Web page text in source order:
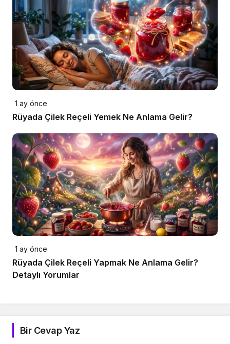
1 ay önce
Rüyada Çilek Reçeli Yemek Ne Anlama Gelir?
1 ay önce
Rüyada Çilek Reçeli Yapmak Ne Anlama Gelir?
Detaylı Yorumlar
Bir Cevap Yaz